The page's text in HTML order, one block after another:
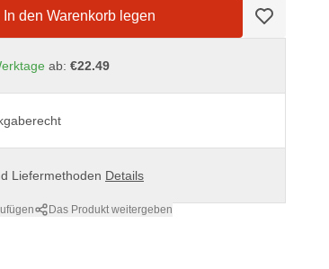
In den Warenkorb legen
ab: €22.49
Liefermethoden Details
Das Produkt weitergeben